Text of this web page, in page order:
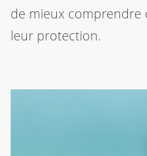
de mieux comprendre
leur protection.